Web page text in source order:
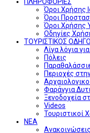
Όροι Χρήσης
Όροι
Όροι Χρήσης
Οδηγίες
ΤΟΥΡΙΣΤΙΚΟΣ
Λίγα λόγια
Πόλεις
Περιοχές
Φαράγγια
Ξενοδοχεία
Videos
Τουριστικοί
ΝΕΑ
Ανακοινώσεις